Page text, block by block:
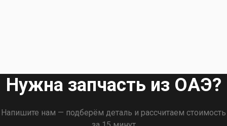
Нужна запчасть из ОАЭ?
Напишите нам — подберём деталь и рассчитаем стоимость